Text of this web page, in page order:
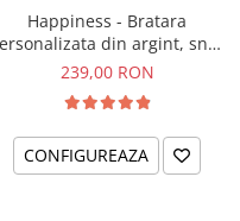
Happiness - Bratara
din argint, snur
dublu piele, simbol
239,00 RON
CONFIGUREAZA